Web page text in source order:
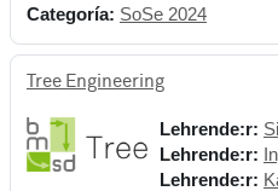
Categoría: SoSe 2024
Tree Engineering
Lehrende:r:
Lehrende:r:
Lehrende:r: